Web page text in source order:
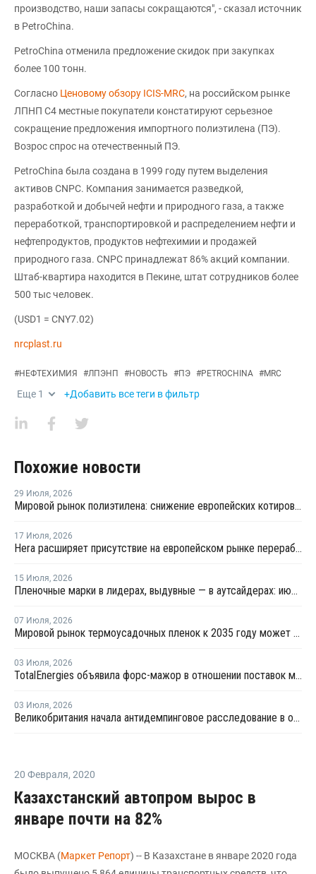
производство, наши запасы сокращаются", - сказал источник
в PetroChina.
PetroChina отменила предложение скидок при закупках
более 100 тонн.
Согласно Ценовому обзору ICIS-MRC, на российском рынке
ЛПНП С4 местные покупатели констатируют серьезное
сокращение предложения импортного полиэтилена (ПЭ).
Возрос спрос на отечественный ПЭ.
PetroChina была создана в 1999 году путем выделения
активов CNPC. Компания занимается разведкой,
разработкой и добычей нефти и природного газа, а также
переработкой, транспортировкой и распределением нефти и
нефтепродуктов, продуктов нефтехимии и продажей
природного газа. CNPC принадлежат 86% акций компании.
Штаб-квартира находится в Пекине, штат сотрудников более
500 тыс человек.
(USD1 = CNY7.02)
nrcplast.ru
#НЕФТЕХИМИЯ #ЛПЭНП #НОВОСТЬ #ПЭ #PETROCHINA #MRC
Еще 1 +Добавить все теги в фильтр
Похожие новости
29 Июля, 2026
Мировой рынок полиэтилена: снижение европейских котировок и перестройка ценового диапазона в Китае
17 Июля, 2026
Hera расширяет присутствие на европейском рынке переработки пластика благодаря приобретению в Польше
15 Июля, 2026
Пленочные марки в лидерах, выдувные — в аутсайдерах: июльские цены на полиэтилен на ключевых рынках Азии
07 Июля, 2026
Мировой рынок термоусадочных пленок к 2035 году может вырасти на 70%
03 Июля, 2026
TotalEnergies объявила форс-мажор в отношении поставок металлоценового ПЭ в Бельгии
03 Июля, 2026
Великобритания начала антидемпинговое расследование в отношении импорта ЛПНП из США
20 Февраля, 2020
Казахстанский автопром вырос в
январе почти на 82%
МОСКВА (Маркет Репорт) -- В Казахстане в январе 2020 года